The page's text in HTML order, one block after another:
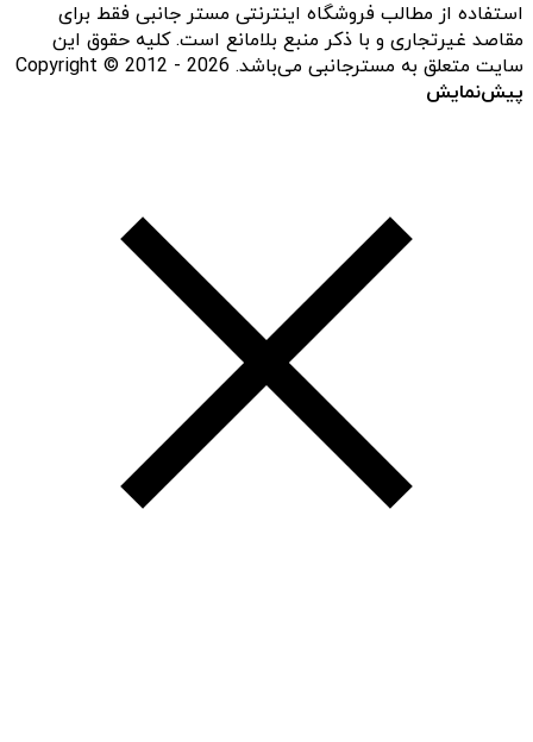
استفاده از مطالب فروشگاه اینترنتی مستر جانبی فقط برای
مقاصد غیرتجاری و با ذکر منبع بلامانع است. کلیه حقوق این
سایت متعلق به مسترجانبی می‌باشد. Copyright © 2012 - 2026
پیش‌نمایش